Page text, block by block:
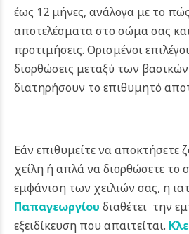
έως 12 μήνες, ανάλογα με το
αποτελέσματα στο σώμα σας και
προτιμήσεις. Ορισμένοι
διορθώσεις μεταξύ των
διατηρήσουν το επιθυμητό
Εάν επιθυμείτε να αποκτήσετε
χείλη ή απλά να διορθώσετε το
εμφάνιση των χειλιών σας, η
Παπαγεωργίου διαθέτει την
εξειδίκευση που απαιτείται.